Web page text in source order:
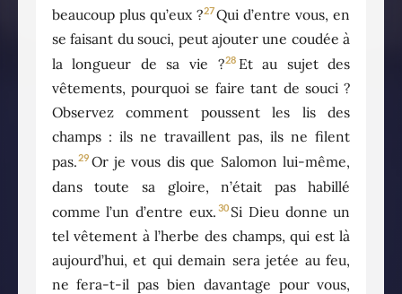
beaucoup plus qu’eux ?27Qui d’entre vous, en
se faisant du souci, peut ajouter une coudée à
la longueur de sa vie ?28 Et au sujet des
vêtements, pourquoi se faire tant de souci ?
Observez comment poussent les lis des
champs : ils ne travaillent pas, ils ne filent
pas.29 Or je vous dis que Salomon lui-même,
dans toute sa gloire, n’était pas habillé
comme l’un d’entre eux. 30 Si Dieu donne un
tel vêtement à l’herbe des champs, qui est là
aujourd’hui, et qui demain sera jetée au feu,
ne fera-t-il pas bien davantage pour vous,